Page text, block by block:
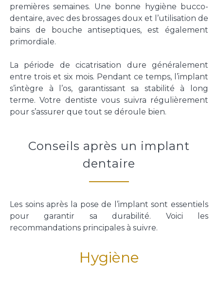
premières semaines. Une bonne hygiène bucco-
dentaire, avec des brossages doux et l’utilisation de
bains de bouche antiseptiques, est également
primordiale.
La période de cicatrisation dure généralement
entre trois et six mois. Pendant ce temps, l’implant
s’intègre à l’os, garantissant sa stabilité à long
terme. Votre dentiste vous suivra régulièrement
pour s’assurer que tout se déroule bien.
Conseils après un implant
dentaire
Les soins après la pose de l’implant sont essentiels
pour garantir sa durabilité. Voici les
recommandations principales à suivre.
Hygiène